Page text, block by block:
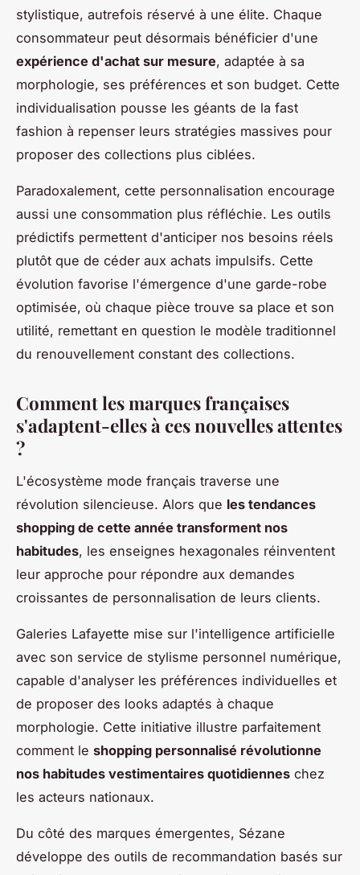
stylistique, autrefois réservé à une élite. Chaque
consommateur peut désormais bénéficier d'une
expérience d'achat sur mesure, adaptée à sa
morphologie, ses préférences et son budget. Cette
individualisation pousse les géants de la fast
fashion à repenser leurs stratégies massives pour
proposer des collections plus ciblées.
Paradoxalement, cette personnalisation encourage
aussi une consommation plus réfléchie. Les outils
prédictifs permettent d'anticiper nos besoins réels
plutôt que de céder aux achats impulsifs. Cette
évolution favorise l'émergence d'une garde-robe
optimisée, où chaque pièce trouve sa place et son
utilité, remettant en question le modèle traditionnel
du renouvellement constant des collections.
Comment les marques françaises
s'adaptent-elles à ces nouvelles attentes
?
L'écosystème mode français traverse une
révolution silencieuse. Alors que les tendances
shopping de cette année transforment nos
habitudes, les enseignes hexagonales réinventent
leur approche pour répondre aux demandes
croissantes de personnalisation de leurs clients.
Galeries Lafayette mise sur l'intelligence artificielle
avec son service de stylisme personnel numérique,
capable d'analyser les préférences individuelles et
de proposer des looks adaptés à chaque
morphologie. Cette initiative illustre parfaitement
comment le shopping personnalisé révolutionne
nos habitudes vestimentaires quotidiennes chez
les acteurs nationaux.
Du côté des marques émergentes, Sézane
développe des outils de recommandation basés sur